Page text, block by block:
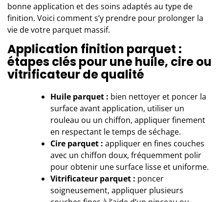
bonne application et des soins adaptés au type de
finition. Voici comment s’y prendre pour prolonger la
vie de votre parquet massif.
Application finition parquet :
étapes clés pour une huile, cire ou
vitrificateur de qualité
Huile parquet : bien nettoyer et poncer la
surface avant application, utiliser un
rouleau ou un chiffon, appliquer finement
en respectant le temps de séchage.
Cire parquet : appliquer en fines couches
avec un chiffon doux, fréquemment polir
pour obtenir une surface lisse et uniforme.
Vitrificateur parquet : poncer
soigneusement, appliquer plusieurs